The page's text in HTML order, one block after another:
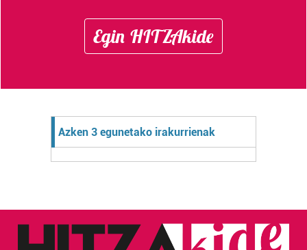
Egin HITZAkide
Azken 3 egunetako irakurrienak